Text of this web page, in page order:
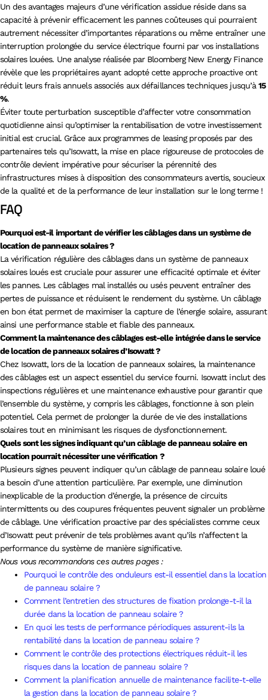
Un des avantages majeurs d’une vérification assidue réside dans sa
capacité à prévenir efficacement les pannes coûteuses qui pourraient
autrement nécessiter d’importantes réparations ou même entraîner une
interruption prolongée du service électrique fourni par vos installations
solaires louées. Une analyse réalisée par Bloomberg New Energy Finance
révèle que les propriétaires ayant adopté cette approche proactive ont
réduit leurs frais annuels associés aux défaillances techniques jusqu’à15
%.
Éviter toute perturbation susceptible d’affecter votre consommation
quotidienne ainsi qu’optimiser la rentabilisation de votre investissement
initial est crucial. Grâce aux programmes de leasing proposés par des
partenaires tels qu’Isowatt, la mise en place rigoureuse de protocoles de
contrôle devient impérative pour sécuriser la pérennité des
infrastructures mises à disposition des consommateurs avertis, soucieux
de la qualité et de la performance de leur installation sur le long terme !
FAQ
Pourquoi est-il important de vérifier les câblages dans un système de
location de panneaux solaires ?
La vérification régulière des câblages dans un système de panneaux
solaires loués est cruciale pour assurer une efficacité optimale et éviter
les pannes. Les câblages mal installés ou usés peuvent entraîner des
pertes de puissance et réduisent le rendement du système. Un câblage
en bon état permet de maximiser la capture de l’énergie solaire, assurant
ainsi une performance stable et fiable des panneaux.
Comment la maintenance des câblages est-elle intégrée dans le service
de location de panneaux solaires d’Isowatt ?
Chez Isowatt, lors de la location de panneaux solaires, la maintenance
des câblages est un aspect essentiel du service fourni. Isowatt inclut des
inspections régulières et une maintenance exhaustive pour garantir que
l’ensemble du système, y compris les câblages, fonctionne à son plein
potentiel. Cela permet de prolonger la durée de vie des installations
solaires tout en minimisant les risques de dysfonctionnement.
Quels sont les signes indiquant qu’un câblage de panneau solaire en
location pourrait nécessiter une vérification ?
Plusieurs signes peuvent indiquer qu’un câblage de panneau solaire loué
a besoin d’une attention particulière. Par exemple, une diminution
inexplicable de la production d’énergie, la présence de circuits
intermittents ou des coupures fréquentes peuvent signaler un problème
de câblage. Une vérification proactive par des spécialistes comme ceux
d’Isowatt peut prévenir de tels problèmes avant qu’ils n’affectent la
performance du système de manière significative.
Nous vous recommandons ces autres pages :
Pourquoi le contrôle des onduleurs est-il essentiel dans la location
de panneau solaire ?
Comment l’entretien des structures de fixation prolonge-t-il la
durée dans la location de panneau solaire ?
En quoi les tests de performance périodiques assurent-ils la
rentabilité dans la location de panneau solaire ?
Comment le contrôle des protections électriques réduit-il les
risques dans la location de panneau solaire ?
Comment la planification annuelle de maintenance facilite-t-elle
la gestion dans la location de panneau solaire ?